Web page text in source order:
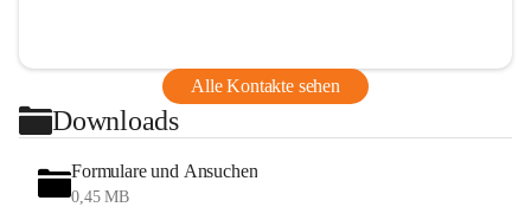
Alle Kontakte sehen
Downloads
Formulare und Ansuchen
0,45 MB